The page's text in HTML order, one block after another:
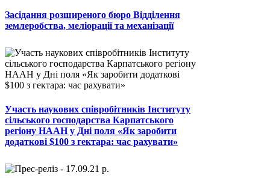
Засідання розширеного бюро Відділення
землеробства, меліорації та механізації
Участь наукових співробітників Інституту
сільського господарства Карпатського
регіону НААН у Дні поля «Як заробити
додаткові $100 з гектара: час рахувати»